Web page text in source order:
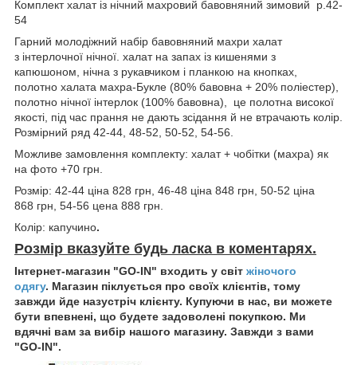
Комплект халат із нічний махровий бавовняний зимовий р.42-
54
Гарний молодіжний набір бавовняний махри халат
з інтерлочної нічної. халат на запах із кишенями з
капюшоном, нічна з рукавчиком і планкою на кнопках,
полотно халата махра-Букле (80% бавовна + 20% поліестер),
полотно нічної інтерлок (100% бавовна), це полотна високої
якості, під час прання не дають зсідання й не втрачають колір.
Розмірний ряд 42-44, 48-52, 50-52, 54-56.
Можливе замовлення комплекту: халат + чобітки (махра) як
на фото +70 грн.
Розмір: 42-44 ціна 828 грн, 46-48 ціна 848 грн, 50-52 ціна
868 грн, 54-56 цена 888 грн.
Колір: капучино.
Розмір вказуйте будь ласка в коментарях.
Інтернет-магазин "GO-IN" входить у світ жіночого
одягу. Магазин піклується про своїх клієнтів, тому
завжди йде назустріч клієнту. Купуючи в нас, ви можете
бути впевнені, що будете задоволені покупкою. Ми
вдячні вам за вибір нашого магазину. Завжди з вами
"GO-IN".